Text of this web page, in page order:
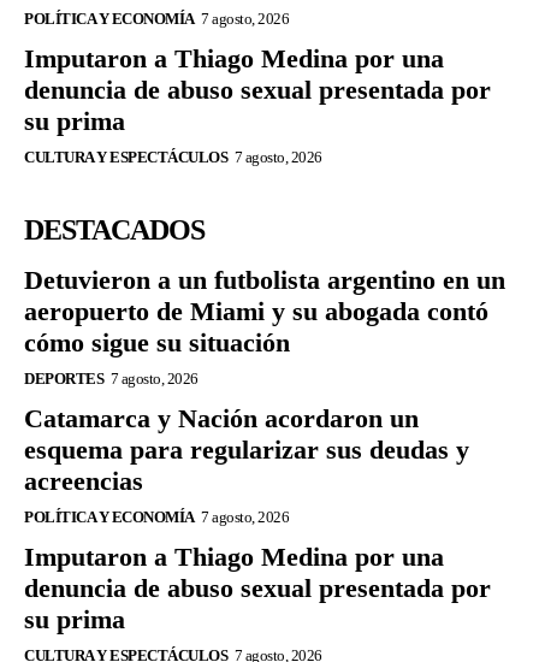
POLÍTICA Y ECONOMÍA 7 agosto, 2026
Imputaron a Thiago Medina por una
denuncia de abuso sexual presentada por
su prima
CULTURA Y ESPECTÁCULOS 7 agosto, 2026
DESTACADOS
Detuvieron a un futbolista argentino en un
aeropuerto de Miami y su abogada contó
cómo sigue su situación
DEPORTES 7 agosto, 2026
Catamarca y Nación acordaron un
esquema para regularizar sus deudas y
acreencias
POLÍTICA Y ECONOMÍA 7 agosto, 2026
Imputaron a Thiago Medina por una
denuncia de abuso sexual presentada por
su prima
CULTURA Y ESPECTÁCULOS 7 agosto, 2026